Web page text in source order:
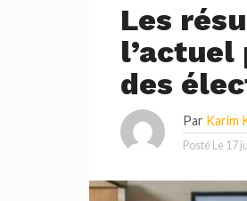
Les
l’actuel
des
Par Karim
Posté Le 17